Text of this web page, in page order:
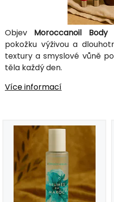
Objev Moroccanoil Body
pokožku výživou a
textury a smyslové vůně
těla každý den.
Více informací